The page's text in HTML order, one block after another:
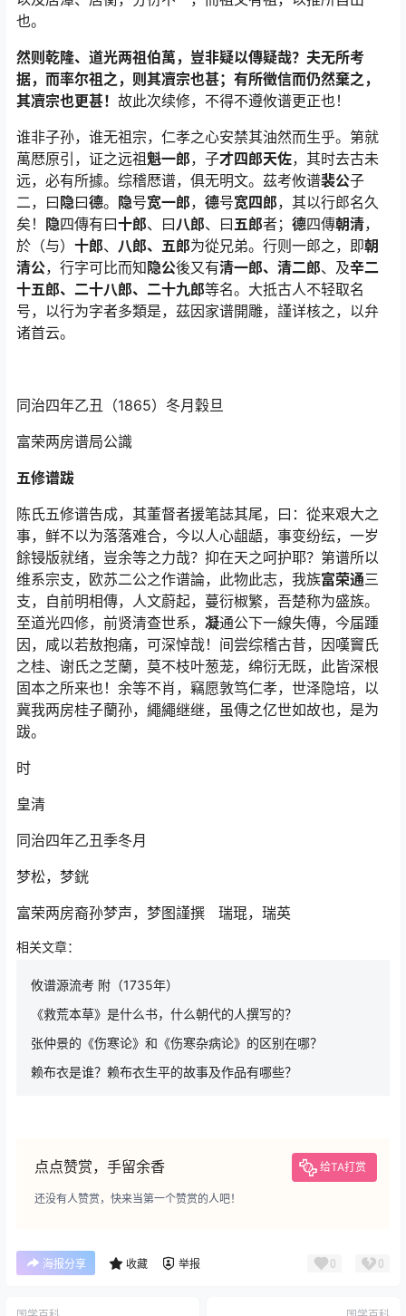
也。
然则乾隆、道光两祖伯萬，豈非疑以傳疑哉？夫无所考
据，而率尔祖之，则其凟宗也甚；有所徵信而仍然棄之，
其凟宗也更甚！ 故此次续修，不得不遵攸谱更正也！
谁非子孙，谁无祖宗，仁孝之心安禁其油然而生乎。第就
萬厯原引，证之远祖 魁一郎，子才四郎天佐，其时去古未
远，必有所據。综稽厯谱，俱无明文。茲考攸谱裴公子
二，曰 隐曰德。 隐号宽一郎， 德号宽四郎，其以行郎名久
矣！ 隐四傳有曰十郎、曰八郎、曰五郎者； 德四傳朝清，
於（与） 十郎、 八郎、五郎为從兄弟。行则一郎之，即朝
清公，行字可比而知隐公後又有清一郎、清二郎、及辛二
十五郎、二十八郎、二十九郎等名。大抵古人不轻取名
号，以行为字者多類是，茲因家谱開雕，謹详核之，以弁
诸首云。
同治四年乙丑（1865）冬月穀旦
富荣两房谱局公識
五修谱跋
陈氏五修谱告成，其董督者援笔誌其尾，曰：從来艰大之
事，鲜不以为落落难合，今以人心龃龉，事变纷纭，一岁
餘锓版就绪，豈余等之力哉？抑在天之呵护耶？第谱所以
维系宗支，欧苏二公之作谱論，此物此志，我族富荣通三
支，自前明相傳，人文蔚起，蔓衍椒繁，吾楚称为盛族。
至道光四修，前贤清查世系， 凝通公下一線失傳，今届踵
因，咸以若敖抱痛，可深悼哉！间尝综稽古昔，因嘆竇氏
之桂、谢氏之芝蘭，莫不枝叶葱茏，绵衍无既，此皆深根
固本之所来也！余等不肖，竊愿敦笃仁孝，世泽隐培，以
冀我两房桂子蘭孙，繩繩继继，虽傳之亿世如故也，是为
跋。
时
皇清
同治四年乙丑季冬月
梦松，梦銧
富荣两房裔孙梦声，梦图謹撰 瑞琨，瑞英
相关文章：
攸谱源流考 附（1735年）
《救荒本草》是什么书，什么朝代的人撰写的？
张仲景的《伤寒论》和《伤寒杂病论》的区别在哪？
赖布衣是谁？赖布衣生平的故事及作品有哪些？
点点赞赏，手留余香 给TA打赏
还没有人赞赏，快来当第一个赞赏的人吧！
海报分享 收藏 举报 0 0